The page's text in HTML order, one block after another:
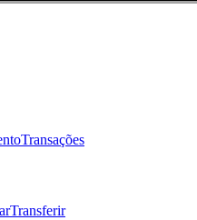
Transações
Transferir